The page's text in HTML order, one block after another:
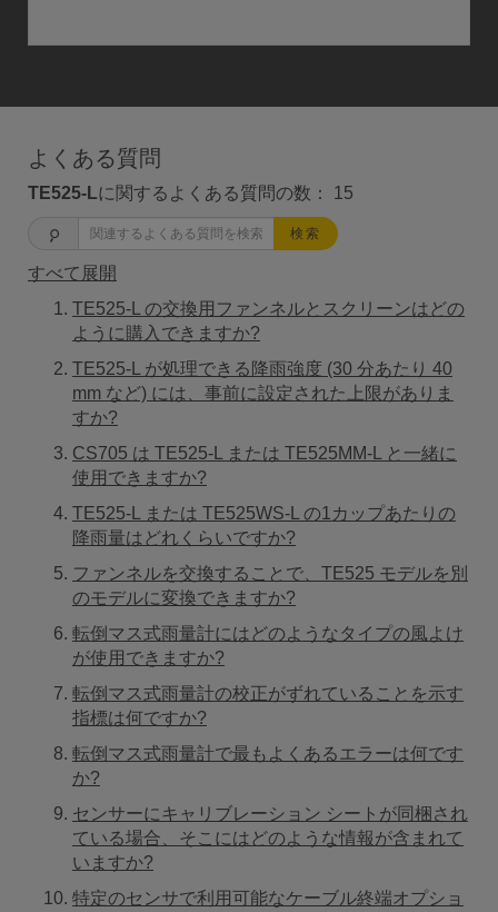
よくある質問
TE525-Lに関するよくある質問の数： 15
検索
すべて展開
TE525-L の交換用ファンネルとスクリーンはどの
ように購入できますか?
TE525-L が処理できる降雨強度 (30 分あたり 40
mm など) には、事前に設定された上限がありま
すか?
CS705 は TE525-L または TE525MM-L と一緒に
使用できますか?
TE525-L または TE525WS-L の1カップあたりの
降雨量はどれくらいですか?
ファンネルを交換することで、TE525 モデルを別
のモデルに変換できますか?
転倒マス式雨量計にはどのようなタイプの風よけ
が使用できますか?
転倒マス式雨量計の校正がずれていることを示す
指標は何ですか?
転倒マス式雨量計で最もよくあるエラーは何です
か?
センサーにキャリブレーション シートが同梱され
ている場合、そこにはどのような情報が含まれて
いますか?
特定のセンサで利用可能なケーブル終端オプショ